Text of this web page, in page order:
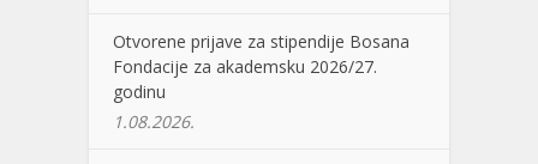
Otvorene prijave za stipendije Bosana
Fondacije za akademsku 2026/27.
godinu
1.08.2026.